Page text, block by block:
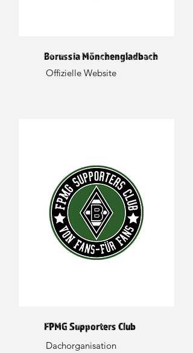
Borussia Mönchengladbach
Offizielle Website
FPMG Supporters Club
Dachorganisation